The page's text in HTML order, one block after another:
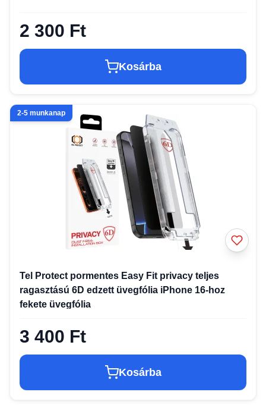
2 300 Ft
Kosárba
2-5 munkanap
Tel Protect pormentes Easy Fit privacy teljes
ragasztású 6D edzett üvegfólia iPhone 16-hoz
fekete üvegfólia
3 400 Ft
Kosárba